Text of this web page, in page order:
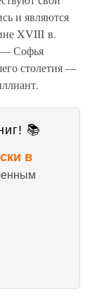
и являются
XVIII в.
— Софья
столетия —
📚
в